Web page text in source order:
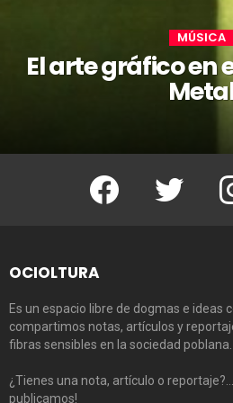
MÚSICA
El arte gráfico en
Facebook Twitter
OCIOLTURA
Es un espacio libre de dogmas e ideas
compartimos notas, artículos y
fibras sensibles en la sociedad poblana.
¿Tienes una nota, artículo o
publicamos!